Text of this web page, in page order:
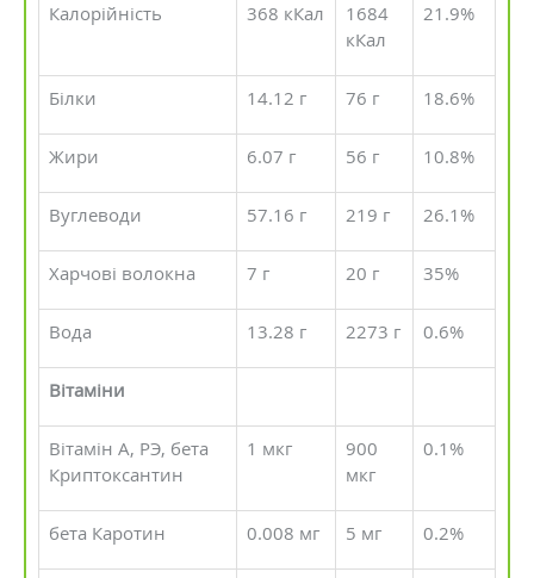
Калорійність 368 кКал
1684
кКал
21.9%
Білки 14.12 г 76 г 18.6%
Жири 6.07 г 56 г 10.8%
Вуглеводи 57.16 г 219 г 26.1%
Харчові волокна 7 г 20 г 35%
Вода 13.28 г 2273 г 0.6%
Вітаміни
Вітамін А, РЭ, бета
Криптоксантин
1 мкг
900
мкг
0.1%
бета Каротин 0.008 мг 5 мг 0.2%